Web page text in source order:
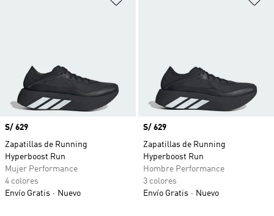
Precio
S/ 629
Zapatillas de Running
Hyperboost Run
Mujer Performance
4 colores
Envío Gratis
Nuevo
Precio
S/ 629
Zapatillas de Running
Hyperboost Run
Hombre Performance
3 colores
Envío Gratis
Nuevo